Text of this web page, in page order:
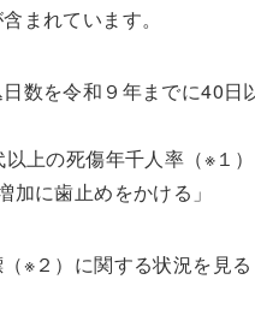
まれています。
数を令和９年までに40日
以上の死傷年千人率（※１
に歯止めをかける」
※２）に関する状況を見る